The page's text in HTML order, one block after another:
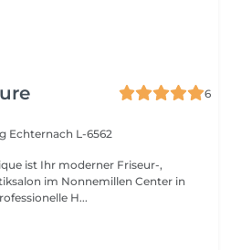
6
Echternach L-6562
ist Ihr moderner Friseur-,
im Nonnemillen Center in
H...